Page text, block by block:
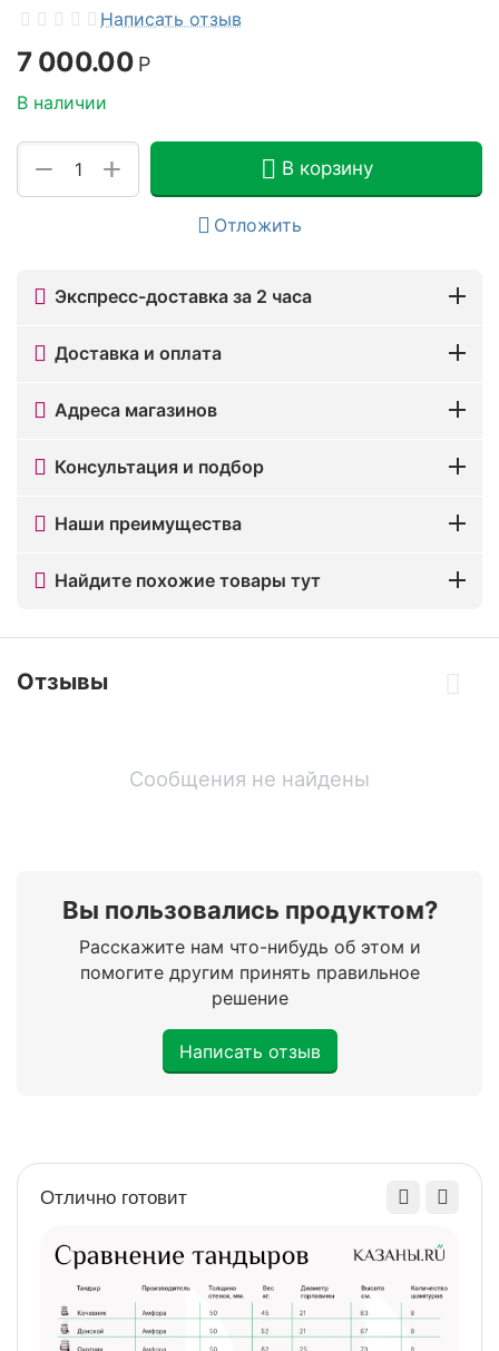
Написать отзыв
7 000.00 Р
В наличии
+
− В корзину
Отложить
Экспресс-доставка за 2 часа
Доставка и оплата
Адреса магазинов
Консультация и подбор
Наши преимущества
Найдите похожие товары тут
Отзывы
Сообщения не найдены
Вы пользовались продуктом?
Расскажите нам что-нибудь об этом и
помогите другим принять правильное
решение
Написать отзыв
Отлично готовит